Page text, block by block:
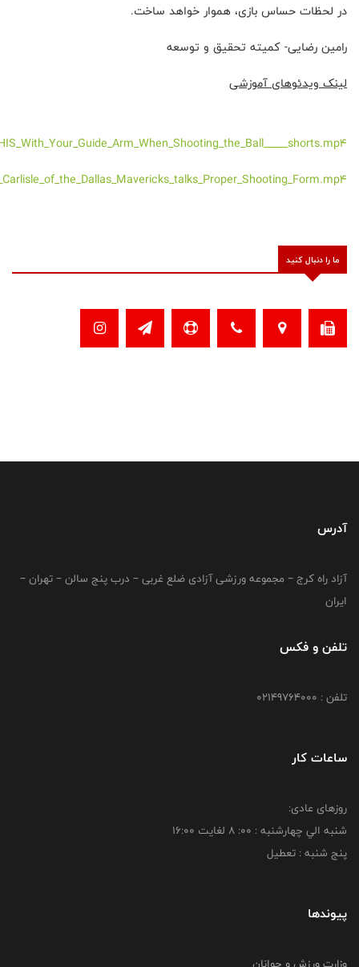
در لحظات حساس بازی، هموار خواهد ساخت.
رامین رضایی- کمیته تحقیق و توسعه
لینک ویدئوهای آموزشی
ما را دنبال کنید
آدرس
آزاد راه کرج – مجموعه ورزشی آزادی ضلع غربی – درب پنج سالن – تهران –
ایران
تلفن و فکس
تلفن : 02149764000
ساعات کار
روزهای عادی:
شنبه الي چهارشنبه : 00: 8 لغايت 16:00
پنج شنبه : تعطیل
پیوندها